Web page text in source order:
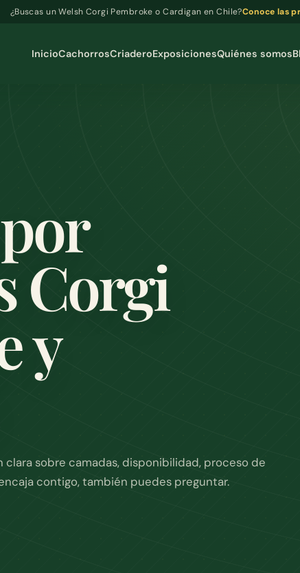
¿Buscas un Welsh Corgi Pembroke o Cardigan en Chile?Conoce las
InicioCachorrosCriaderoExposicionesQuiénes somos
Corgi
y
sobre camadas, disponibilidad, proceso de
contigo, también puedes preguntar.